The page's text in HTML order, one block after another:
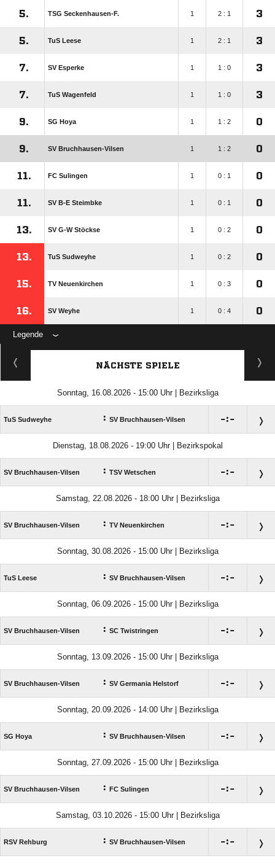
5. TSG Seckenhausen-F. 1 2 : 1 3
5. TuS Leese 1 2 : 1 3
7. SV Esperke 1 1 : 0 3
7. TuS Wagenfeld 1 1 : 0 3
9. SG Hoya 1 1 : 2 0
9. SV Bruchhausen-Vilsen 1 1 : 2 0
11. FC Sulingen 1 0 : 1 0
11. SV B-E Steimbke 1 0 : 1 0
13. SV G-W Stöckse 1 0 : 2 0
13. TuS Sudweyhe 1 0 : 2 0
15. TV Neuenkirchen 1 0 : 3 0
16. SV Weyhe 1 0 : 4 0
Legende
NÄCHSTE SPIELE
Sonntag, 16.08.2026 - 15:00 Uhr | Bezirksliga
TuS Sudweyhe : SV Bruchhausen-Vilsen :
Dienstag, 18.08.2026 - 19:00 Uhr | Bezirkspokal
SV Bruchhausen-Vilsen : TSV Wetschen :
Samstag, 22.08.2026 - 18:00 Uhr | Bezirksliga
SV Bruchhausen-Vilsen : TV Neuenkirchen :
Sonntag, 30.08.2026 - 15:00 Uhr | Bezirksliga
TuS Leese : SV Bruchhausen-Vilsen :
Sonntag, 06.09.2026 - 15:00 Uhr | Bezirksliga
SV Bruchhausen-Vilsen : SC Twistringen :
Sonntag, 13.09.2026 - 15:00 Uhr | Bezirksliga
SV Bruchhausen-Vilsen : SV Germania Helstorf :
Sonntag, 20.09.2026 - 14:00 Uhr | Bezirksliga
SG Hoya : SV Bruchhausen-Vilsen :
Sonntag, 27.09.2026 - 15:00 Uhr | Bezirksliga
SV Bruchhausen-Vilsen : FC Sulingen :
Samstag, 03.10.2026 - 15:00 Uhr | Bezirksliga
RSV Rehburg : SV Bruchhausen-Vilsen :